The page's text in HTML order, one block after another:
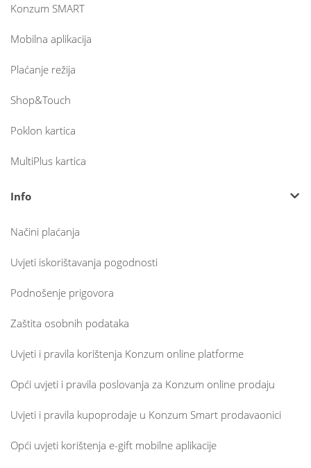
Konzum SMART
Mobilna aplikacija
Plaćanje režija
Shop&Touch
Poklon kartica
MultiPlus kartica
Info
Načini plaćanja
Uvjeti iskorištavanja pogodnosti
Podnošenje prigovora
Zaštita osobnih podataka
Uvjeti i pravila korištenja Konzum online platforme
Opći uvjeti i pravila poslovanja za Konzum online prodaju
Uvjeti i pravila kupoprodaje u Konzum Smart prodavaonici
Opći uvjeti korištenja e-gift mobilne aplikacije